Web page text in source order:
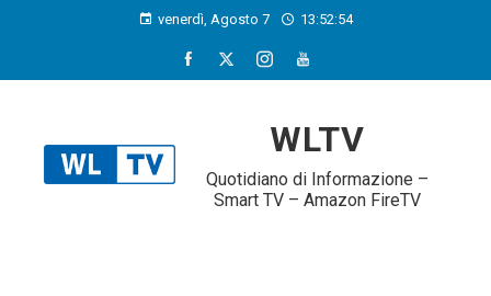
venerdì, Agosto 7 13:52:54
WLTV
Quotidiano di Informazione –
Smart TV – Amazon FireTV